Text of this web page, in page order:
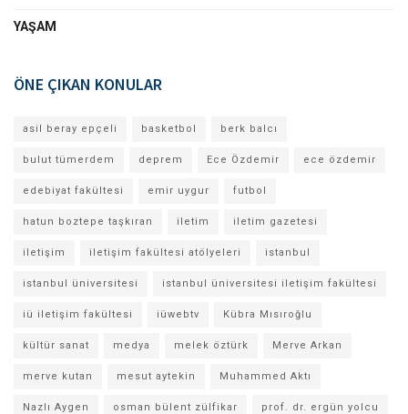
YAŞAM
ÖNE ÇIKAN KONULAR
asil beray epçeli basketbol berk balcı
bulut tümerdem deprem Ece Özdemir ece özdemir
edebiyat fakültesi emir uygur futbol
hatun boztepe taşkıran iletim iletim gazetesi
iletişim iletişim fakültesi atölyeleri istanbul
istanbul üniversitesi istanbul üniversitesi iletişim fakültesi
iü iletişim fakültesi iüwebtv Kübra Mısıroğlu
kültür sanat medya melek öztürk Merve Arkan
merve kutan mesut aytekin Muhammed Aktı
Nazlı Aygen osman bülent zülfikar prof. dr. ergün yolcu